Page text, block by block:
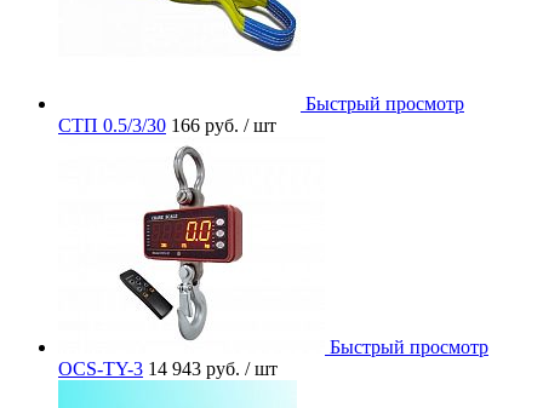
Быстрый просмотр
СТП 0.5/3/30 166 руб. / шт
Быстрый просмотр
OCS-TY-3 14 943 руб. / шт